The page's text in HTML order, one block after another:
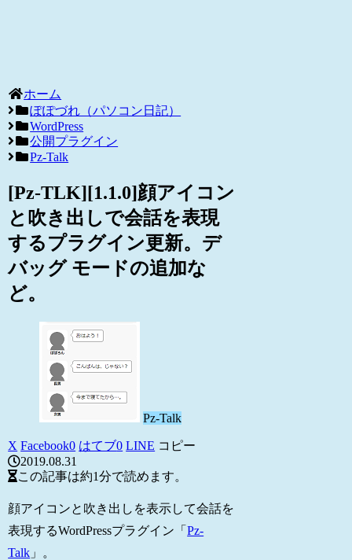
ホーム
ぽぽづれ（パソコン日記）
WordPress
公開プラグイン
Pz-Talk
[Pz-TLK][1.1.0]顔アイコン
と吹き出しで会話を表現
するプラグイン更新。デ
バッグ モードの追加な
ど。
Pz-Talk
X Facebook0 はてブ0 LINE コピー
2019.08.31
この記事は約1分で読めます。
顔アイコンと吹き出しを表示して会話を
表現するWordPressプラグイン「Pz-
Talk 」。